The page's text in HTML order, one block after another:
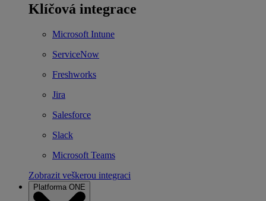
Klíčová integrace
Microsoft Intune
ServiceNow
Freshworks
Jira
Salesforce
Slack
Microsoft Teams
Zobrazit veškerou integraci
Platforma ONE